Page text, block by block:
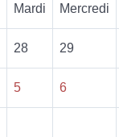
Mardi Mercredi
28 29
5 6